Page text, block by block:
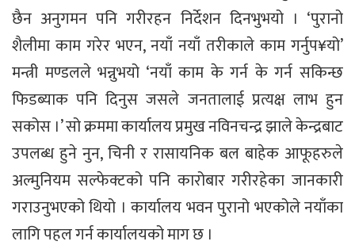
छैन अनुगमन पनि गरीरहन निर्देशन दिनभुभयो । ‘पुरानो
शैलीमा काम गरेर भएन, नयाँ नयाँ तरीकाले काम गर्नुप¥यो’
मन्त्री मण्डलले भन्नुभयो ‘नयाँ काम के गर्न के गर्न सकिन्छ
फिडब्याक पनि दिनुस जसले जनतालाई प्रत्यक्ष लाभ हुन
सकोस ।’ सो क्रममा कार्यालय प्रमुख नविनचन्द्र झाले केन्द्रबाट
उपलब्ध हुने नुन, चिनी र रासायनिक बल बाहेक आफूहरुले
अल्मुनियम सल्फेक्टको पनि कारोबार गरीरहेका जानकारी
गराउनुभएको थियो । कार्यालय भवन पुरानो भएकोले नयाँका
लागि पहल गर्न कार्यालयको माग छ ।